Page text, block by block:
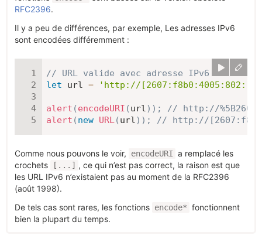
RFC2396.
Il y a peu de différences, par exemple, Les adresses IPv6
sont encodées différemment :
// URL valide avec adresse IPv6
let url = 'http://
alert (encodeURI (url) ) ;
// http://
alert (new URL(url) ) ; // http://
Comme nous pouvons le voir, encodeURI a remplacé les
crochets
[...] , ce qui n’est pas correct, la raison est que
les URL IPv6 n’existaient pas au moment de la RFC2396
(août 1998).
De tels cas sont rares, les fonctions encode* fonctionnent
bien la plupart du temps.